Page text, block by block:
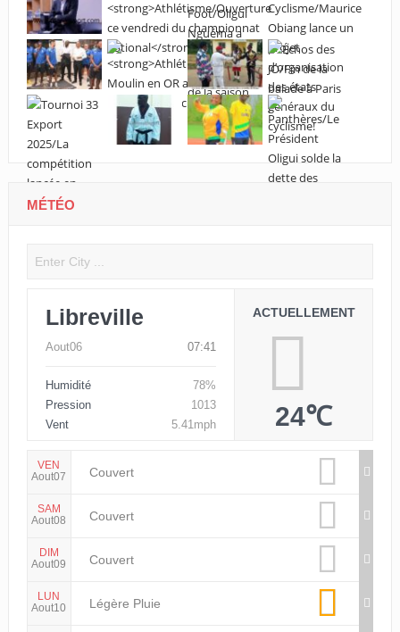
MÉTÉO
Libreville
Aout06 07:41
Humidité
78%
Pression
1013
Vent
5.41mph
ACTUELLEMENT
24℃
VEN
Aout07
Couvert
SAM
Aout08
Couvert
DIM
Aout09
Couvert
LUN
Aout10
Légère Pluie